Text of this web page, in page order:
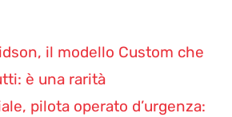
il modello Custom che
è una rarità
pilota operato d’urgenza: